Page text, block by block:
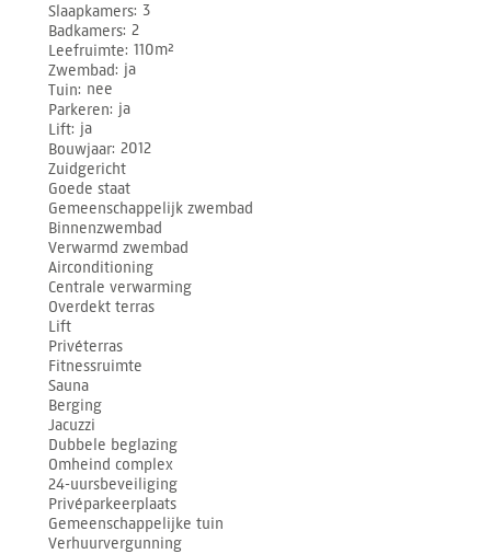
Slaapkamers 3
Badkamers 2
Leefruimte 110m²
Zwembad ja
Tuin nee
Parkeren ja
Lift ja
Bouwjaar 2012
Zuidgericht
Goede staat
Gemeenschappelijk zwembad
Binnenzwembad
Verwarmd zwembad
Airconditioning
Centrale verwarming
Overdekt terras
Lift
Privéterras
Fitnessruimte
Sauna
Berging
Jacuzzi
Dubbele beglazing
Omheind complex
24-uursbeveiliging
Privéparkeerplaats
Gemeenschappelijke tuin
Verhuurvergunning